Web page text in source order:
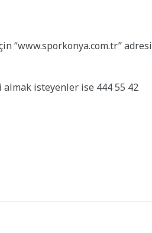
“www.sporkonya.com.tr” adresi
isteyenler ise 444 55 42